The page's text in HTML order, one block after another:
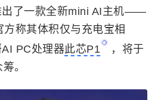
出了一款全新mini AI主机——
称其体积仅与充电宝相
PC处理器此芯P1
，将于
。